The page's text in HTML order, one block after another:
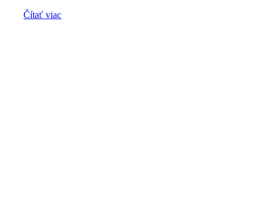
Čítať viac